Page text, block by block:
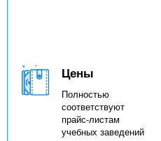
Цены
Полностью
соответствуют
прайс-листам
учебных заведений